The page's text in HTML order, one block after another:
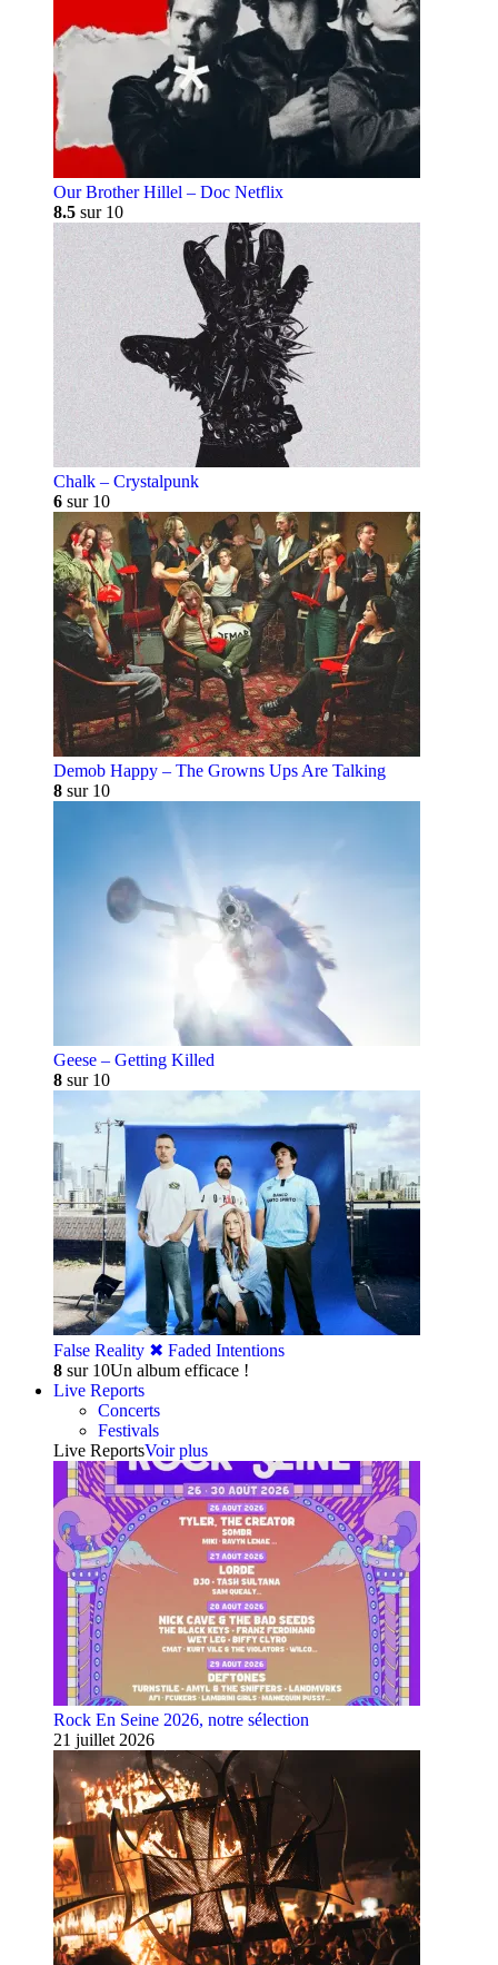
Our Brother Hillel – Doc Netflix
8.5 sur 10
Chalk – Crystalpunk
6 sur 10
Demob Happy – The Growns Ups Are Talking
8 sur 10
Geese – Getting Killed
8 sur 10
False Reality ✖︎ Faded Intentions
8 sur 10Un album efficace !
Live Reports
Concerts
Festivals
Live ReportsVoir plus
Rock En Seine 2026, notre sélection
21 juillet 2026